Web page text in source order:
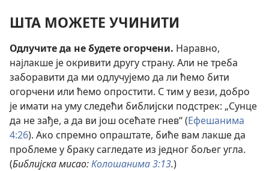
ШТА МОЖЕТЕ УЧИНИТИ
Одлучите да не будете огорчени. Наравно,
најлакше је окривити другу страну. Али не треба
заборавити да ми одлучујемо да ли ћемо бити
огорчени или ћемо опростити. С тим у вези, добро
је имати на уму следећи библијски подстрек: „Сунце
да не зађе, а да ви још осећате гнев“ (Ефешанима
4:26). Ако спремно опраштате, биће вам лакше да
проблеме у браку сагледате из једног бољег угла.
(Библијска мисао:Колошанима 3:13.)